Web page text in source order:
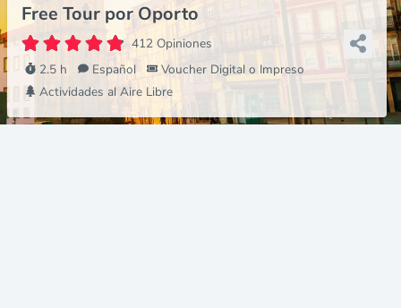
Free Tour por Oporto
412 Opiniones
2.5 h
Español
Voucher Digital o Impreso
Actividades al Aire Libre